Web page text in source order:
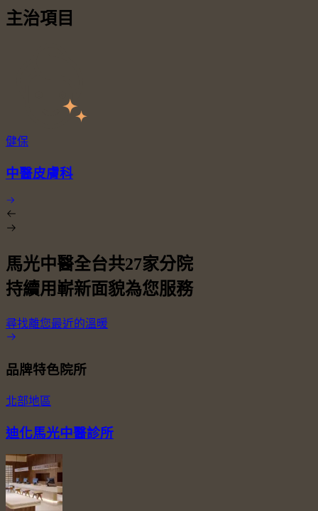
主治項目
健保
中醫皮膚科
馬光中醫全台共27家分院
持續用嶄新面貌為您服務
尋找離您最近的溫暖
品牌特色院所
北部地區
迪化馬光中醫診所